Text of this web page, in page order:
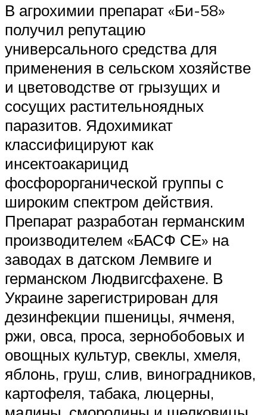
В агрохимии препарат «Би-58»
получил репутацию
универсального средства для
применения в сельском хозяйстве
и цветоводстве от грызущих и
сосущих растительноядных
паразитов. Ядохимикат
классифицируют как
инсектоакарицид
фосфорорганической группы с
широким спектром действия.
Препарат разработан германским
производителем «БАСФ СЕ» на
заводах в датском Лемвиге и
германском Людвигсфахене. В
Украине зарегистрирован для
дезинфекции пшеницы, ячменя,
ржи, овса, проса, зернобобовых и
овощных культур, свеклы, хмеля,
яблонь, груш, слив, виноградников,
картофеля, табака, люцерны,